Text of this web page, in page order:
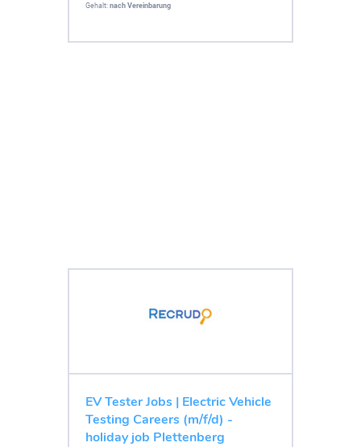
Gehalt: nach Vereinbarung
EV Tester Jobs | Electric Vehicle
Testing Careers (m/f/d) -
holiday job Plettenberg